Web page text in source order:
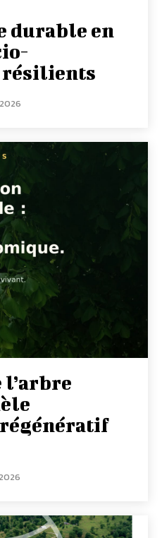
durable en
résilients
l’arbre